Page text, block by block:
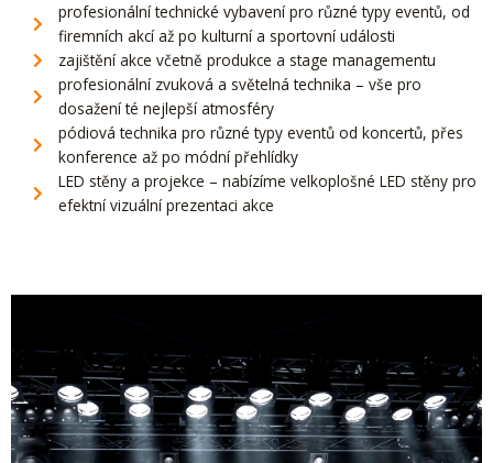
profesionální technické vybavení pro různé typy eventů, od
firemních akcí až po kulturní a sportovní události
zajištění akce včetně produkce a stage managementu
profesionální zvuková a světelná technika – vše pro
dosažení té nejlepší atmosféry
pódiová technika pro různé typy eventů od koncertů, přes
konference až po módní přehlídky
LED stěny a projekce – nabízíme velkoplošné LED stěny pro
efektní vizuální prezentaci akce
SVĚTELNÁ TECHNIKA